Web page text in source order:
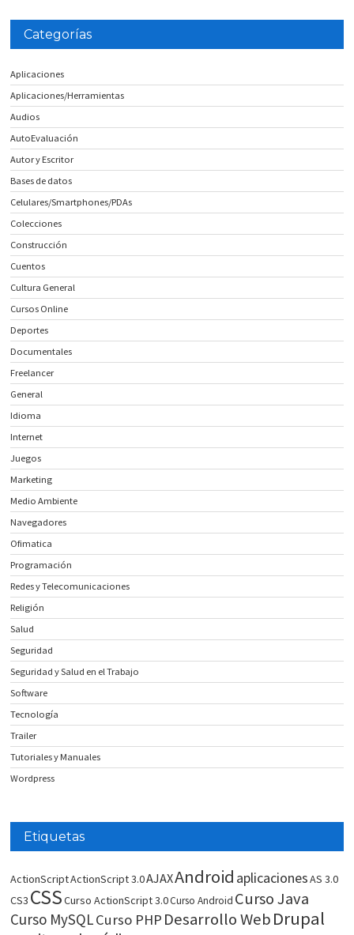
Categorías
Aplicaciones
Aplicaciones/Herramientas
Audios
AutoEvaluación
Autor y Escritor
Bases de datos
Celulares/Smartphones/PDAs
Colecciones
Construcción
Cuentos
Cultura General
Cursos Online
Deportes
Documentales
Freelancer
General
Idioma
Internet
Juegos
Marketing
Medio Ambiente
Navegadores
Ofimatica
Programación
Redes y Telecomunicaciones
Religión
Salud
Seguridad
Seguridad y Salud en el Trabajo
Software
Tecnología
Trailer
Tutoriales y Manuales
Wordpress
Etiquetas
ActionScriptActionScript 3.0AJAXAndroid aplicacionesAS 3.0
CS3 CSSCurso ActionScript 3.0Curso Android Curso Java
Curso MySQLCurso PHP Desarrollo WebDrupal